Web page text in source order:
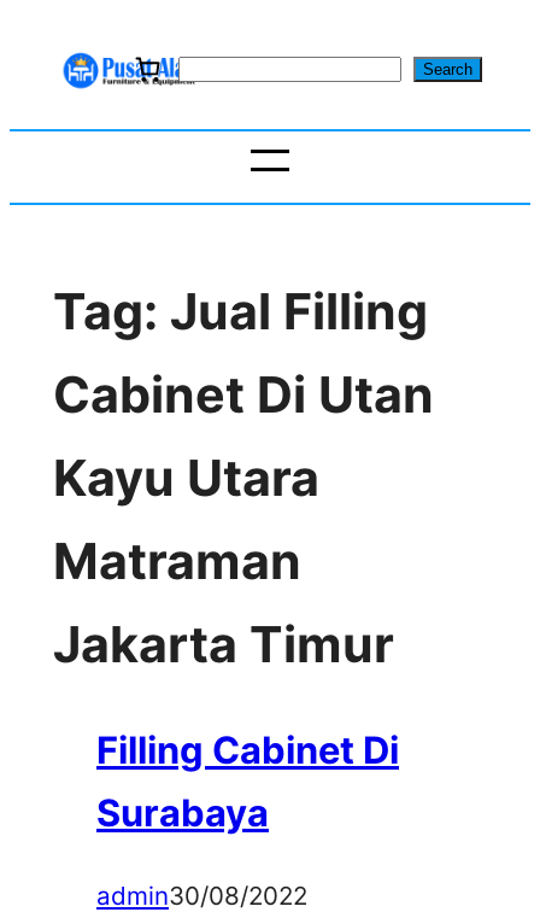
S
r
Search
Tag: Jual Filling
Cabinet Di Utan
Kayu Utara
Matraman
Jakarta Timur
Filling Cabinet Di
Surabaya
admin30/08/2022